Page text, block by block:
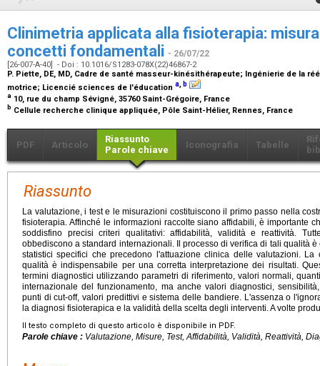
Clinimetria applicata alla fisioterapia:
concetti fondamentali - 26/07/22
[26-007-A-40] - Doi : 10.1016/S1283-078X(22)46867-2
P. Piette, DE, MD, Cadre de santé masseur-kinésithérapeute; Ingénierie de la
motrice; Licencié sciences de l'éducation a, b
a 10, rue du champ Sévigné, 35760 Saint-Grégoire, France
b Cellule recherche clinique appliquée, Pôle Saint-Hélier, Rennes, France
PDF Articolo
Riassunto
Parole chiave
Iconografia Tabelle
Riassunto
La valutazione, i test e le misurazioni costituiscono il primo passo nella
fisioterapia. Affinché le informazioni raccolte siano affidabili, è importante
soddisfino precisi criteri qualitativi: affidabilità, validità e reattività.
obbediscono a standard internazionali. Il processo di verifica di tali qualità
statistici specifici che precedono l'attuazione clinica delle valutazioni.
qualità è indispensabile per una corretta interpretazione dei risultati.
termini diagnostici utilizzando parametri di riferimento, valori normali,
internazionale del funzionamento, ma anche valori diagnostici,
punti di cut-off, valori predittivi e sistema delle bandiere. L'assenza o
la diagnosi fisioterapica e la validità della scelta degli interventi. A volte
Il testo completo di questo articolo è disponibile in PDF.
Parole chiave : Valutazione, Misure, Test, Affidabilità, Validità, Reattività,